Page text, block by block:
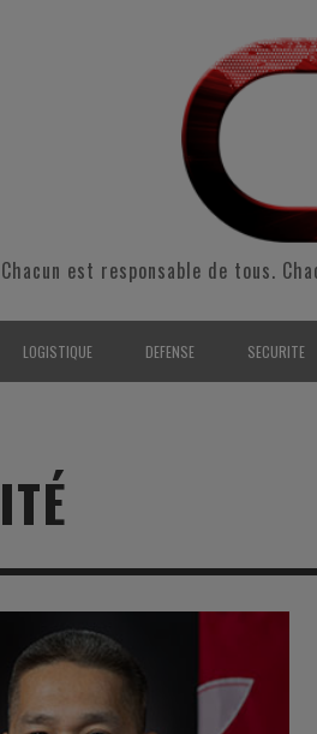
est responsable de tous.
LOGISTIQUE
FORMATION/ ENTRAÎNEMENT
INDUSTRIES
ARMÉES ÉTRANGÈRES
DEFENSE
FORMATION/ ENTRAÎNEMENT
ARMÉES ÉTRANGÈRES
SECURITE
AUTONOMIE